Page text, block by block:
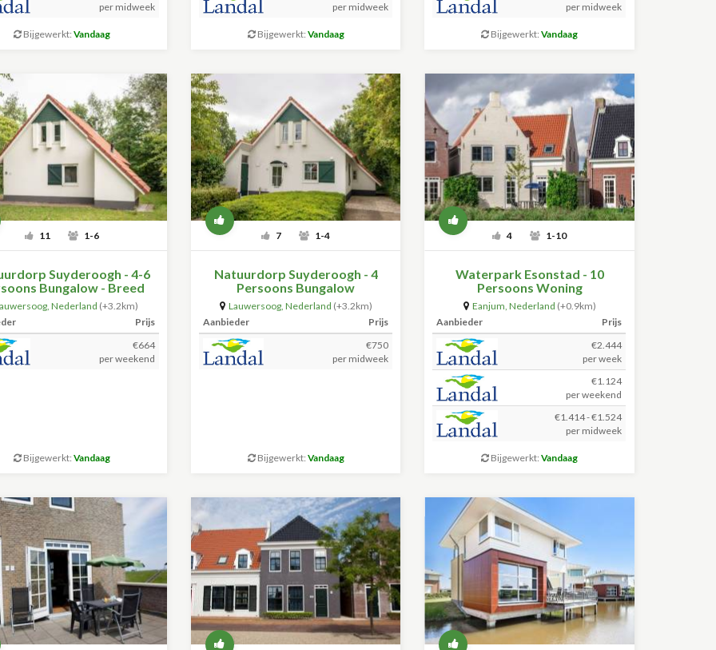
per midweek
Bijgewerkt:Vandaag
per midweek
Bijgewerkt: Vandaag
per midweek
Bijgewerkt:Vandaag
11 1-6
Suyderoogh - 4-6
Bungalow - Breed
Toegankelijk
,Nederland (+3.2km)
Prijs
€664
per weekend
Bijgewerkt:Vandaag
7 1-4
Natuurdorp Suyderoogh - 4
Persoons Bungalow
Lauwersoog, Nederland (+3.2km)
Aanbieder
Prijs
€750
per midweek
Bijgewerkt: Vandaag
4 1-10
Waterpark Esonstad - 10
Persoons Woning
Eanjum, Nederland (+0.9km)
Aanbieder
Prijs
€2.444
per week
€1.124
per weekend
€1.414 - €1.524
per midweek
Bijgewerkt:Vandaag